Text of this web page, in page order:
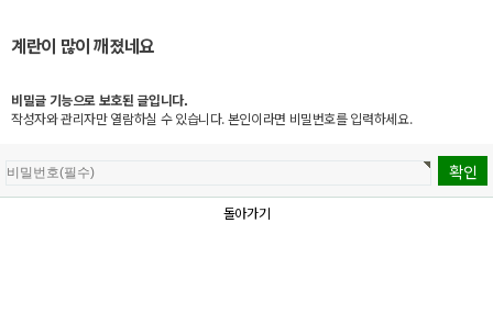
계란이 많이 깨졌네요
비밀글 기능으로 보호된 글입니다.
작성자와 관리자만 열람하실 수 있습니다. 본인이라면 비밀번호를 입력하세요.
돌아가기